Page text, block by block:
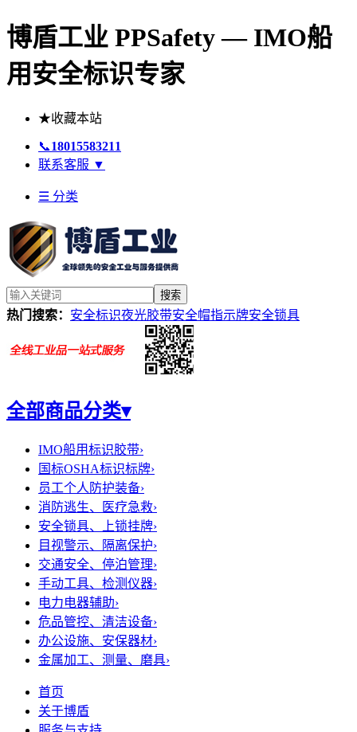
博盾工业 PPSafety — IMO船
用安全标识专家
★收藏本站
📞18015583211
联系客服 ▼
☰ 分类
搜索
热门搜索： 安全标识夜光胶带安全帽指示牌安全锁具
全部商品分类▾
IMO船用标识胶带›
国标OSHA标识标牌›
员工个人防护装备›
消防逃生、医疗急救›
安全锁具、上锁挂牌›
目视警示、隔离保护›
交通安全、停泊管理›
手动工具、检测仪器›
电力电器辅助›
危品管控、清洁设备›
办公设施、安保器材›
金属加工、测量、磨具›
首页
关于博盾